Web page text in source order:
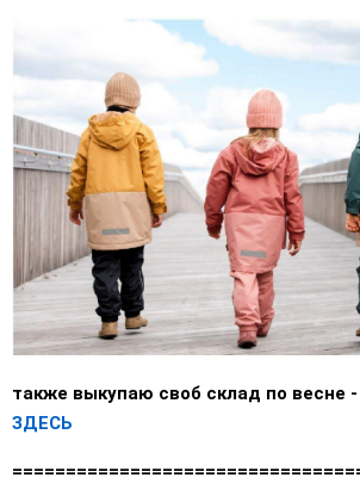
также выкупаю своб склад по весне
ЗДЕСЬ